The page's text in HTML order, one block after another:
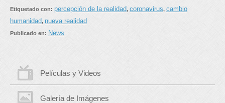
Etiquetado con: percepción de la realidad, coronavirus, cambio
humanidad, nueva realidad
Publicado en: News
Películas y Videos
Galería de Imágenes